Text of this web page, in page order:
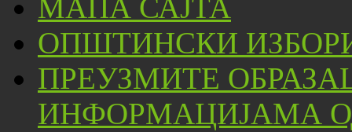
МАПА САЈТА
ОПШТИНСКИ
ПРЕУЗМИТЕ
ИНФОРМАЦИЈАМА